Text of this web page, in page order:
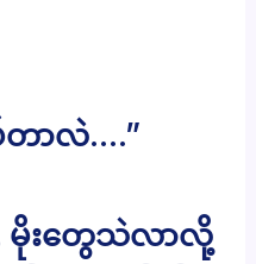
တာလဲ….”
မိုးတွေသဲလာလို့